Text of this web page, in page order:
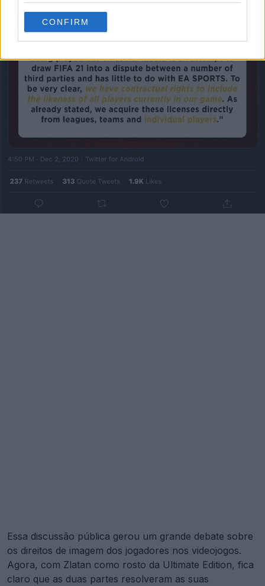
CONFIRM
Essa discussão pública gerou um grande debate sobre
os direitos de imagem dos jogadores nos videojogos.
Agora, com Zlatan como rosto da Ultimate Edition, fica
claro que as duas partes resolveram as suas